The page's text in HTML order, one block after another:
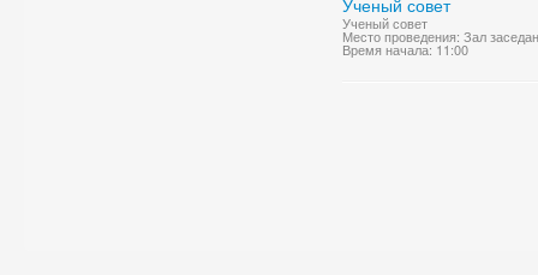
Ученый совет
Ученый совет
Место проведения: Зал
Время начала: 11:00